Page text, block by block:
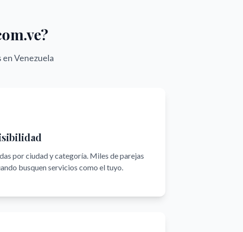
Venezuela
por ciudad y categoría. Miles de parejas
busquen servicios como el tuyo.